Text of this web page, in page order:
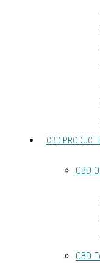
CBD
CBD
CBD